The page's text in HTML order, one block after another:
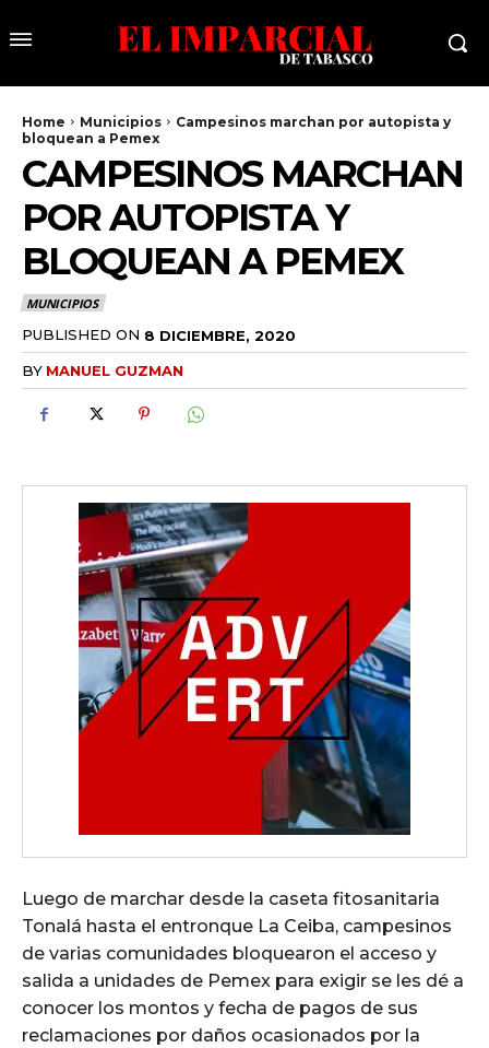
Home Municipios
Campesinos marchan por autopista y
bloquean a Pemex
CAMPESINOS MARCHAN
POR AUTOPISTA Y
BLOQUEAN A PEMEX
MUNICIPIOS
PUBLISHED ON 8 DICIEMBRE, 2020
BY MANUEL GUZMAN
Luego de marchar desde la caseta fitosanitaria
Tonalá hasta el entronque La Ceiba, campesinos
de varias comunidades bloquearon el acceso y
salida a unidades de Pemex para exigir se les dé a
conocer los montos y fecha de pagos de sus
reclamaciones por daños ocasionados por la